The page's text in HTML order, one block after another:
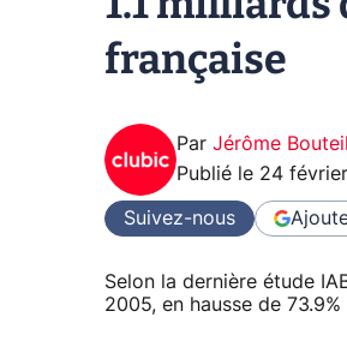
française
Par Jérôme
Publié le 24
Suivez-nous
Selon la dernière étude
2005, en hausse de 73.9%